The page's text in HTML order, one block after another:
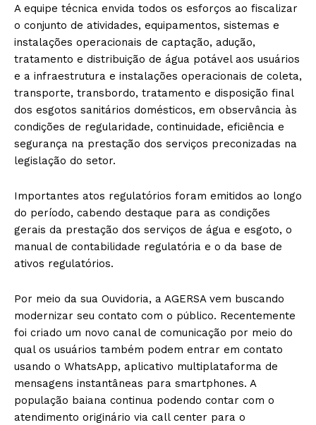
A equipe técnica envida todos os esforços ao fiscalizar
o conjunto de atividades, equipamentos, sistemas e
instalações operacionais de captação, adução,
tratamento e distribuição de água potável aos usuários
e a infraestrutura e instalações operacionais de coleta,
transporte, transbordo, tratamento e disposição final
dos esgotos sanitários domésticos, em observância às
condições de regularidade, continuidade, eficiência e
segurança na prestação dos serviços preconizadas na
legislação do setor.
Importantes atos regulatórios foram emitidos ao longo
do período, cabendo destaque para as condições
gerais da prestação dos serviços de água e esgoto, o
manual de contabilidade regulatória e o da base de
ativos regulatórios.
Por meio da sua Ouvidoria, a AGERSA vem buscando
modernizar seu contato com o público. Recentemente
foi criado um novo canal de comunicação por meio do
qual os usuários também podem entrar em contato
usando o WhatsApp, aplicativo multiplataforma de
mensagens instantâneas para smartphones. A
população baiana continua podendo contar com o
atendimento originário via call center para o